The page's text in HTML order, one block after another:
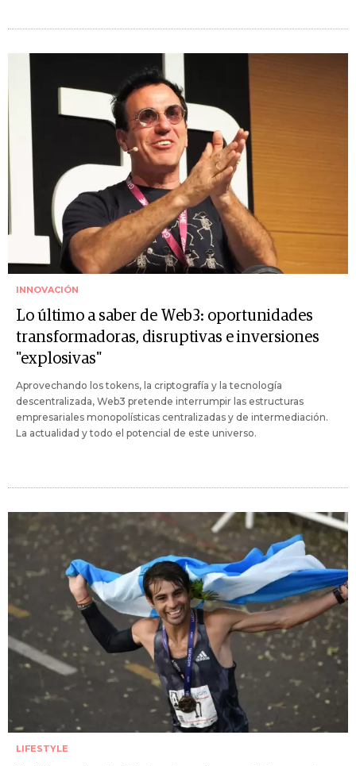
INNOVACIÓN
Lo último a saber de Web3: oportunidades
transformadoras, disruptivas e inversiones
"explosivas"
Aprovechando los tokens, la criptografía y la tecnología
descentralizada, Web3 pretende interrumpir las estructuras
empresariales monopolísticas centralizadas y de intermediación.
La actualidad y todo el potencial de este universo.
LIFESTYLE